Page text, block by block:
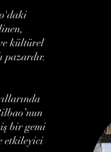
kültürel
pazardır.
bir gemi
etkileyici